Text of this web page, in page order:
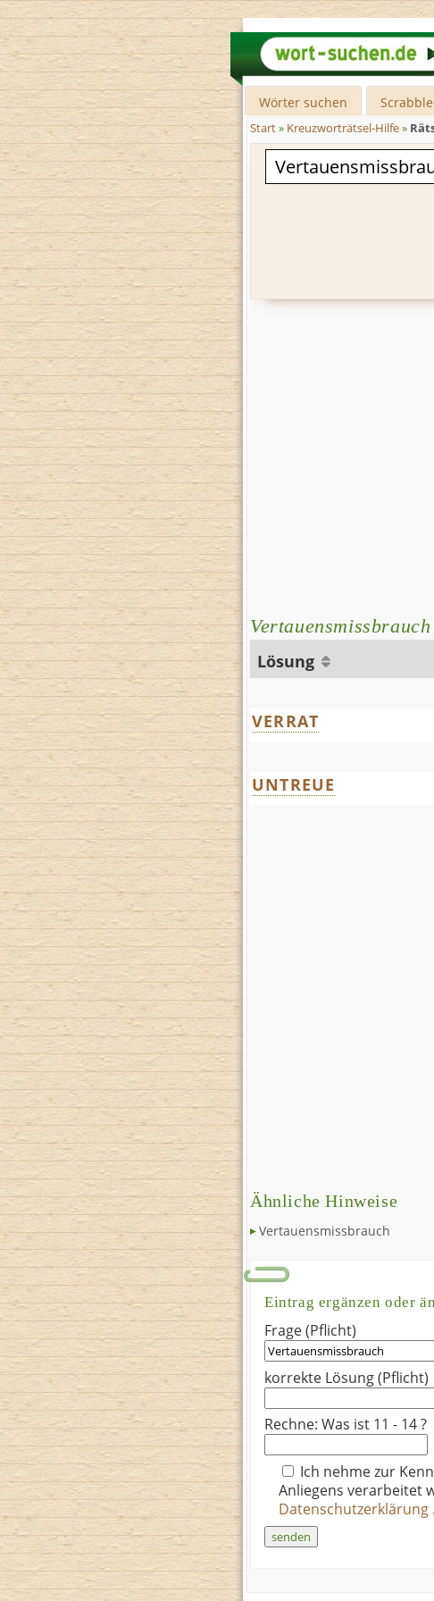
Wörter suchen
Start» Kreuzworträtsel-Hilfe»
Vertauensmissbrauch
Lösung
VERRAT
UNTREUE
Ähnliche Hinweise
Vertauensmissbrauch
Eintrag ergänzen oder
Frage (Pflicht)
korrekte Lösung (Pflicht)
Rechne: Was ist 11 - 14 ?
Ich nehme zur
Anliegens verarbeitet
Datenschutzerklärung .